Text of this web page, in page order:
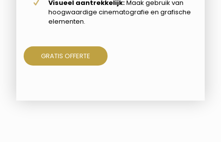
Visueel aantrekkelijk:Maak gebruik van
hoogwaardige cinematografie en grafische
elementen.
GRATIS OFFERTE